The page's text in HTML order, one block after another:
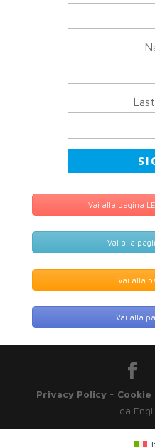
Vai alla pagina LE
Vai alla
Vai alla
Vai alla
Privacy Policy- Cookie
da